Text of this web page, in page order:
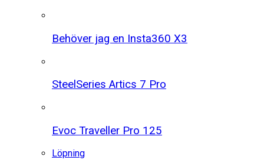
Behöver jag en Insta360 X3
SteelSeries Artics 7 Pro
Evoc Traveller Pro 125
Löpning